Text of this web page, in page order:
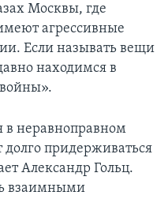
Москвы, где
агрессивные
Если называть вещи
находимся в
в неравноправном
придерживаться
Александр Гольц.
взаимными